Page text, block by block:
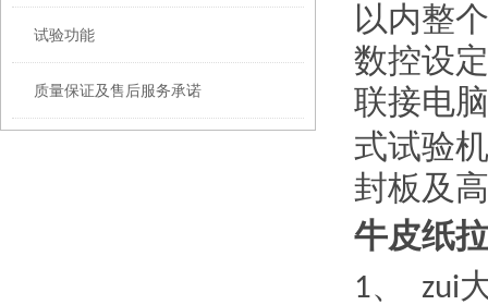
试验功能
质量保证及售后服务承诺
以内整
数控设
联接电
式试验
封板及
牛皮纸
1、 zui